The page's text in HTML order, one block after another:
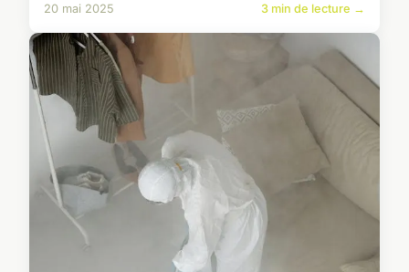
20 mai 2025 3 min de lecture →